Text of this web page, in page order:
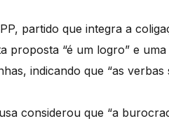
partido que integra a
proposta “é um logro” e
indicando que “as verbas
considerou que “a